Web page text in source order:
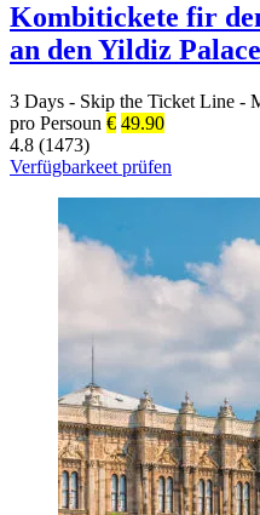
Kombitickete fir
an den Yildiz Palace
3 Days - Skip the Ticket Line -
pro Persoun € 49.90
4.8 (1473)
Verfügbarkeet prüfen